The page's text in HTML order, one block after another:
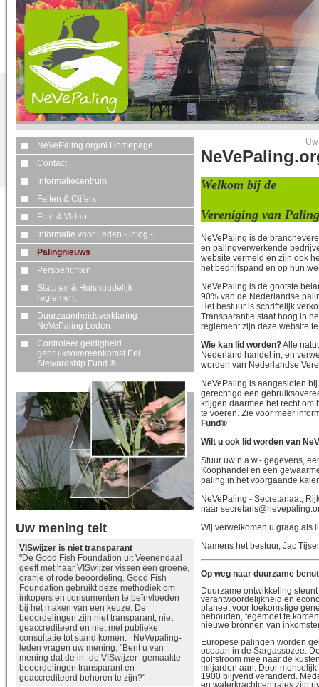
NeVePaling.org/nl Homepage
Contact
Informatiecentrum
Feiten & Cijfers
Foto & Video
Informatie voor Leden - inlog -
Palingnieuws
Persberichten
Statuten & Huishoudelijk
reglement
Duurzaamheidsverklaring
NeVePaling Leden
Controleer geldigheid
gebruiksovereenkomst Eel
Stewardship Fund ®
Uw mening telt
VISwijzer is niet transparant
"De Good Fish Foundation uit Veenendaal
geeft met haar VISwijzer vissen een groene,
oranje of rode beoordeling. Good Fish
Foundation gebruikt deze methodiek om
inkopers en consumenten te beïnvloeden
bij het maken van een keuze. De
beoordelingen zijn niet transparant, niet
geaccrediteerd en niet met publieke
consultatie tot stand komen. NeVepaling-
leden vragen uw mening: "Bent u van
mening dat de in -de VISwijzer- gemaakte
beoordelingen transparant en
geaccrediteerd behoren te zijn?"
Welkom bij de
Vereniging van
NeVePaling is de
en palingverwerkende
website vermeld en zijn ook
het bedrijfspand en op hun
NeVePaling is de gootste
90% van de Nederlandse
Het bestuur is schriftelijk
Transparantie staat hoog in
reglement zijn deze website
Wie kan lid worden?Alle
Nederland handel in, en
worden van Nederlandse
NeVePaling is aangesloten
gerechtigd een
krijgen daarmee het recht om
te voeren. Zie voor meer
Fund®
Wilt u ook lid worden van
Stuur uw n.a.w.- gegevens,
Koophandel en een
paling in het voorgaande
NeVePaling - Secretariaat,
naar
Wij verwelkomen u graag als
Namens het bestuur, Jac
Op weg naar duurzame
Duurzame ontwikkeling
verantwoordelijkheid en
planeet voor toekomstige
behouden, tegemoet te
nieuwe bronnen van
Europese palingen worden
oceaan in de Sargassozee.
golfstroom mee naar de
miljarden aan. Door
1900 blijvend veranderd.
en waterkrachtcentrales zijn